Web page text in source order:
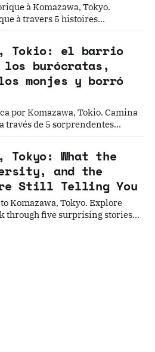
à Komazawa, Tokyo.
à travers 5 histoires
cachées du temps sous cet
Tokio: el barrio
los burócratas,
monjes y borró
por Komazawa, Tokio. Camina
través de 5 sorprendentes
y descubre las capas ocultas del
de Setagaya.
Tokyo: What the
and the
Still Telling You
Komazawa, Tokyo. Explore
through five surprising stories—
the hidden layers of time